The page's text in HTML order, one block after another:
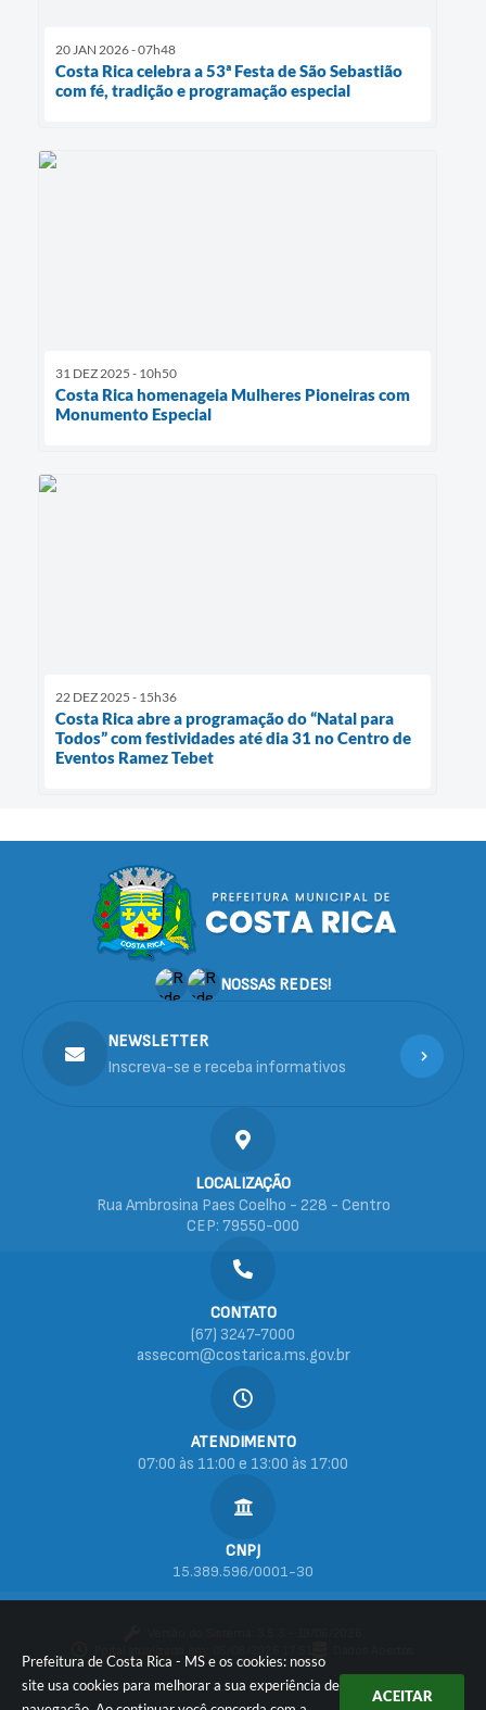
Prefeitura de Costa Rica - MS e os cookies: nosso
site usa cookies para melhorar a sua experiência de
ACEITAR
20 JAN 2026 - 07h48
Costa Rica celebra a 53ª Festa de São Sebastião
com fé, tradição e programação especial
31 DEZ 2025 - 10h50
Costa Rica homenageia Mulheres Pioneiras com
Monumento Especial
22 DEZ 2025 - 15h36
Costa Rica abre a programação do “Natal para
Todos” com festividades até dia 31 no Centro de
Eventos Ramez Tebet
NOSSAS REDES!
LOCALIZAÇÃO
Rua Ambrosina Paes Coelho - 228 - Centro
CEP: 79550-000
CONTATO
(67) 3247-7000
assecom@costarica.ms.gov.br
ATENDIMENTO
07:00 às 11:00 e 13:00 às 17:00
CNPJ
15.389.596/0001-30
NEWSLETTER
Inscreva-se e receba informativos